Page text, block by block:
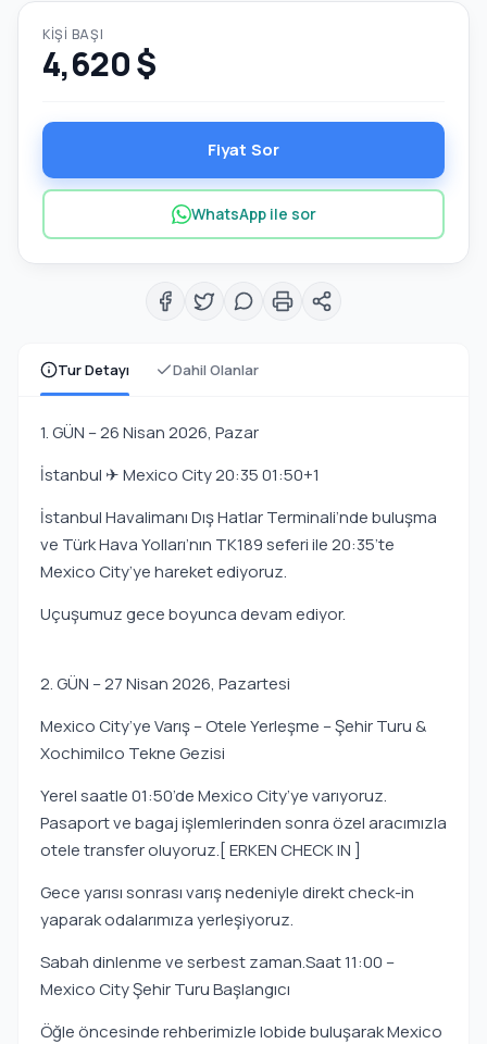
Tur Detayı Dahil Olanlar
1. GÜN – 26 Nisan 2026, Pazar
İstanbul ✈ Mexico City 20:35 01:50+1
İstanbul Havalimanı Dış Hatlar Terminali’nde buluşma
ve Türk Hava Yolları’nın TK189 seferi ile 20:35’te
Mexico City’ye hareket ediyoruz.
Uçuşumuz gece boyunca devam ediyor.
2. GÜN – 27 Nisan 2026, Pazartesi
Mexico City’ye Varış – Otele Yerleşme – Şehir Turu &
Xochimilco Tekne Gezisi
Yerel saatle 01:50’de Mexico City’ye varıyoruz.
Pasaport ve bagaj işlemlerinden sonra özel aracımızla
otele transfer oluyoruz.[ ERKEN CHECK IN ]
Gece yarısı sonrası varış nedeniyle direkt check-in
yaparak odalarımıza yerleşiyoruz.
Sabah dinlenme ve serbest zaman.Saat 11:00 –
Mexico City Şehir Turu Başlangıcı
Öğle öncesinde rehberimizle lobide buluşarak Mexico
KIŞI BAŞI
4,620 $
Fiyat Sor
WhatsApp ile sor